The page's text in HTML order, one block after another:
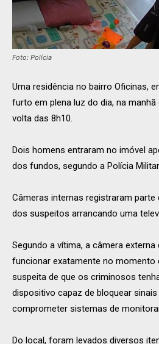
Foto: Polícia
Uma residência no bairro Oficinas,
furto em plena luz do dia, na
volta das 8h10.
Dois homens entraram no imóvel
dos fundos, segundo a Polícia
Câmeras internas registraram
dos suspeitos arrancando uma
Segundo a vítima, a câmera externa
funcionar exatamente no momento
suspeita de que os criminosos
dispositivo capaz de bloquear
comprometer sistemas de
Do local, foram levados diversos